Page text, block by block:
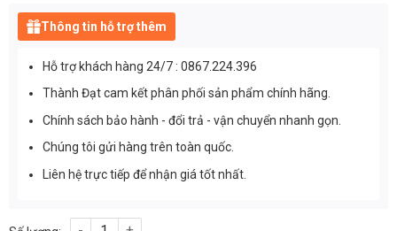
Thông tin hỗ trợ thêm
Hỗ trợ khách hàng 24/7 : 0867.224.396
Thành Đạt cam kết phân phối sản phẩm chính hãng.
Chính sách bảo hành - đổi trả - vận chuyển nhanh gọn.
Chúng tôi gửi hàng trên toàn quốc.
Liên hệ trực tiếp để nhận giá tốt nhất.
Đèn Bàn Gốm Sứ Cao Cấp DB-KL002G Thành Đạt số lượng